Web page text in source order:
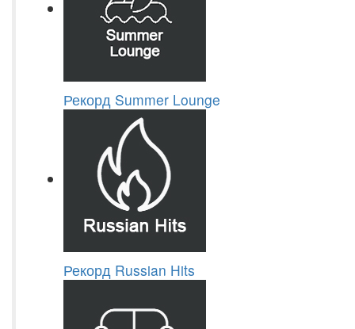
Рекорд Summer Lounge
Рекорд Russian Hits